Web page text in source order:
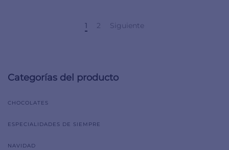
1 2 Siguiente
Categorías del producto
CHOCOLATES
ESPECIALIDADES DE SIEMPRE
NAVIDAD